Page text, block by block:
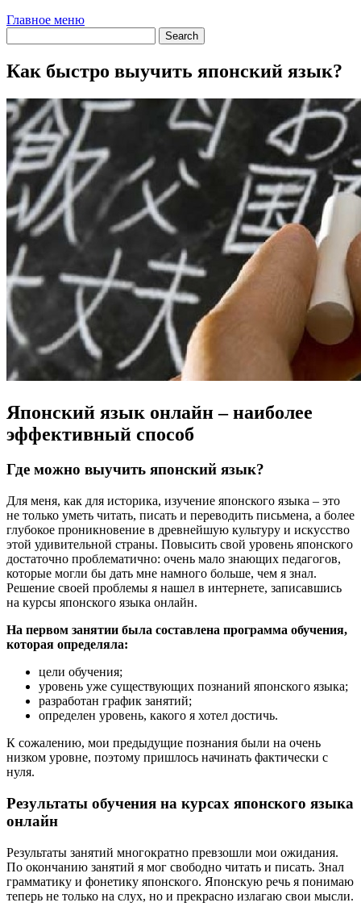
Главное меню
Как быстро выучить японский язык?
Японский язык онлайн – наиболее
эффективный способ
Где можно выучить японский язык?
Для меня, как для историка, изучение японского языка – это
не только уметь читать, писать и переводить письмена, а более
глубокое проникновение в древнейшую культуру и искусство
этой удивительной страны. Повысить свой уровень японского
достаточно проблематично: очень мало знающих педагогов,
которые могли бы дать мне намного больше, чем я знал.
Решение своей проблемы я нашел в интернете, записавшись
на курсы японского языка онлайн.
На первом занятии была составлена программа обучения,
которая определяла:
цели обучения;
уровень уже существующих познаний японского языка;
разработан график занятий;
определен уровень, какого я хотел достичь.
К сожалению, мои предыдущие познания были на очень
низком уровне, поэтому пришлось начинать фактически с
нуля.
Результаты обучения на курсах японского языка
онлайн
Результаты занятий многократно превзошли мои ожидания.
По окончанию занятий я мог свободно читать и писать. Знал
грамматику и фонетику японского. Японскую речь я понимаю
теперь не только на слух, но и прекрасно излагаю свои мысли.